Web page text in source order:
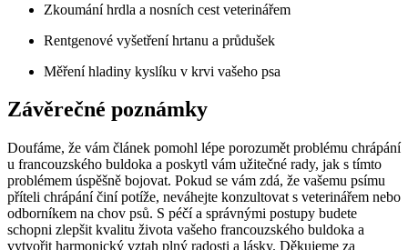
Zkoumání hrdla a nosních cest veterinářem
Rentgenové vyšetření hrtanu a průdušek
Měření hladiny kyslíku v krvi vašeho psa
Závěrečné poznámky
Doufáme, že vám článek pomohl lépe porozumět problému chrápání
u francouzského buldoka a poskytl vám užitečné rady, jak s tímto
problémem úspěšně bojovat. Pokud se vám zdá, že vašemu psímu
příteli chrápání činí potíže, neváhejte konzultovat s veterinářem nebo
odborníkem na chov psů. S péčí a správnými postupy budete
schopni zlepšit kvalitu života vašeho francouzského buldoka a
vytvořit harmonický vztah plný radosti a lásky. Děkujeme za